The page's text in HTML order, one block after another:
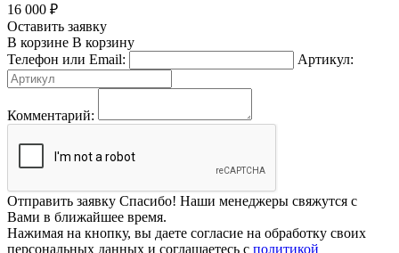
16 000 ₽
Оставить заявку
В корзине В корзину
Телефон или Email:
Артикул:
Комментарий:
Отправить заявку Спасибо! Наши менеджеры свяжутся с
Вами в ближайшее время.
Нажимая на кнопку, вы даете согласие на обработку своих
персональных данных и соглашаетесь с политикой